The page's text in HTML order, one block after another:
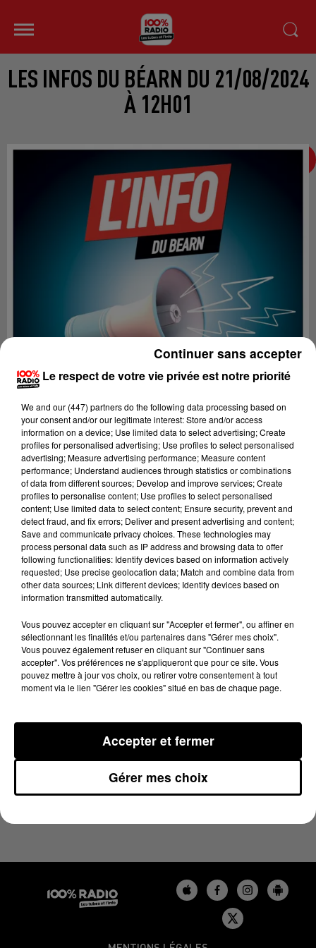
LES INFOS DU BÉARN DU 21/08/2024
À 12H01
Lecture (2 min 23 sec)
100%
21 août 2024 - 2 min 23 sec
LES INFOS DU BÉARN DU 21/08/2024 À 12H01
Le respect de votre vie privée est notre priorité
We and our (447) partnersdo the following data processing based on
your consent and/or our legitimate interest: Store and/or access
information on a device; Use limited data to select advertising; Create
profiles for personalised advertising; Use profiles to select personalised
advertising; Measure advertising performance; Measure content
performance; Understand audiences through statistics or combinations
of data from different sources; Develop and improve services; Create
profiles to personalise content; Use profiles to select personalised
content; Use limited data to select content; Ensure security, prevent and
detect fraud, and fix errors; Deliver and present advertising and content;
Save and communicate privacy choices. These technologies may
process personal data such as IP address and browsing data to offer
following functionalities: Identify devices based on information actively
requested; Use precise geolocation data; Match and combine data from
other data sources; Link different devices; Identify devices based on
information transmitted automatically.
Vous pouvez accepter en cliquant sur "Accepter et fermer", ou affiner en
sélectionnant les finalités et/ou partenaires dans "Gérer mes choix".
Vous pouvez également refuser en cliquant sur "Continuer sans
accepter". Vos préférences ne s'appliqueront que pour ce site. Vous
pouvez mettre à jour vos choix, ou retirer votre consentement à tout
moment via le lien "Gérer les cookies" situé en bas de chaque page.
Gérer mes choix
Accepter et fermer
Continuer sans accepter